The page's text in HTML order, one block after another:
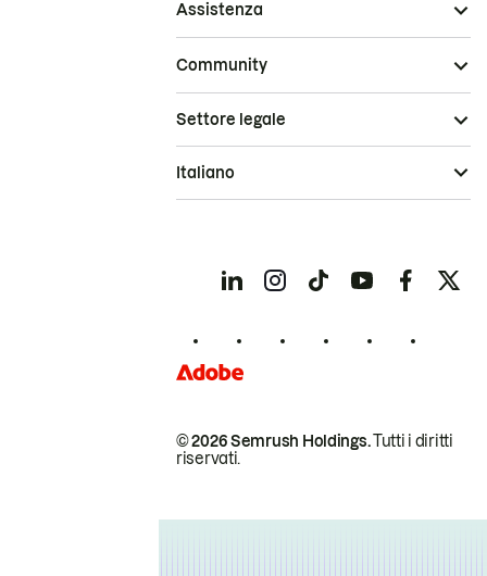
Assistenza
Community
© 2026 Semrush Holdings.Tutti i diritti
riservati.
Settore legale
Italiano